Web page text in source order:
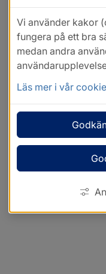
Vi använder kakor
fungera på ett bra
medan andra
Läs mer i vår